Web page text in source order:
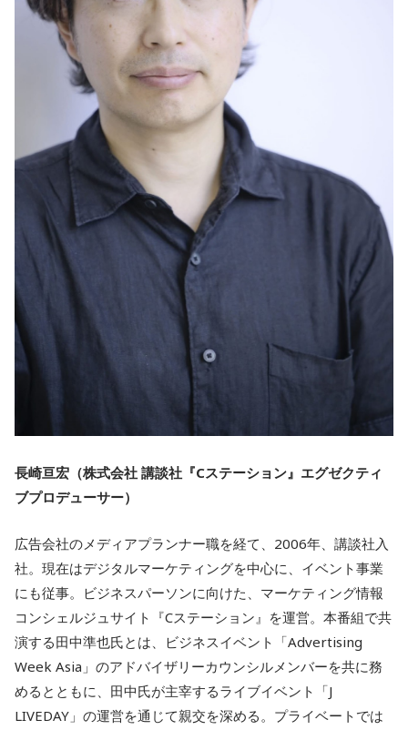
長崎亘宏（株式会社 講談社『Cステーション』エグゼクティ
ブプロデューサー）
広告会社のメディアプランナー職を経て、2006年、講談社入
社。現在はデジタルマーケティングを中心に、イベント事業
にも従事。ビジネスパーソンに向けた、マーケティング情報
コンシェルジュサイト『Cステーション』を運営。本番組で共
演する田中準也氏とは、ビジネスイベント「Advertising
Week Asia」のアドバイザリーカウンシルメンバーを共に務
めるとともに、田中氏が主宰するライブイベント「J
LIVEDAY」の運営を通じて親交を深める。プライベートでは